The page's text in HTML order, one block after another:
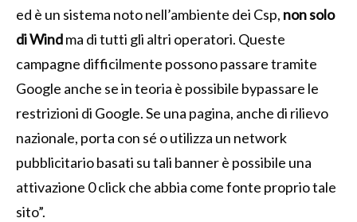
ed è un sistema noto nell’ambiente dei Csp, non solo
di Windma di tutti gli altri operatori. Queste
campagne difficilmente possono passare tramite
Google anche se in teoria è possibile bypassare le
restrizioni di Google. Se una pagina, anche di rilievo
nazionale, porta con sé o utilizza un network
pubblicitario basati su tali banner è possibile una
attivazione 0 click che abbia come fonte proprio tale
sito”.